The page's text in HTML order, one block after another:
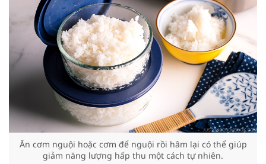
Ăn cơm nguội hoặc cơm để nguội rồi hâm lại có thể giúp
giảm năng lượng hấp thu một cách tự nhiên.